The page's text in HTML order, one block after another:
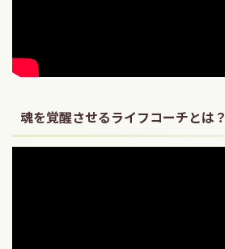
魂を覚醒させるライフコーチとは？